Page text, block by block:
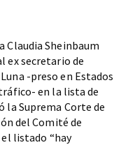
Claudia Sheinbaum
ex secretario de
-preso en Estados
en la lista de
la Suprema Corte de
del Comité de
listado “hay